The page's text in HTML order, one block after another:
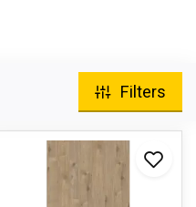
Filters